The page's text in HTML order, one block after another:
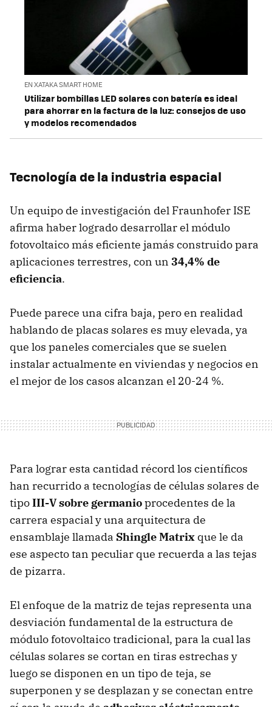
EN XATAKA SMART HOME
Utilizar bombillas LED solares con batería es ideal
para ahorrar en la factura de la luz: consejos de uso
y modelos recomendados
Tecnología de la industria espacial
Un equipo de investigación del Fraunhofer ISE
afirma haber logrado desarrollar el módulo
fotovoltaico más eficiente jamás construido para
aplicaciones terrestres, con un 34,4% de
eficiencia.
Puede parece una cifra baja, pero en realidad
hablando de placas solares es muy elevada, ya
que los paneles comerciales que se suelen
instalar actualmente en viviendas y negocios en
el mejor de los casos alcanzan el 20-24 %.
Para lograr esta cantidad récord los científicos
han recurrido a tecnologías de células solares de
tipoIII-V sobre germanioprocedentes de la
carrera espacial y una arquitectura de
ensamblaje llamada Shingle Matrix que le da
ese aspecto tan peculiar que recuerda a las tejas
de pizarra.
El enfoque de la matriz de tejas representa una
desviación fundamental de la estructura de
módulo fotovoltaico tradicional, para la cual las
células solares se cortan en tiras estrechas y
luego se disponen en un tipo de teja, se
superponen y se desplazan y se conectan entre